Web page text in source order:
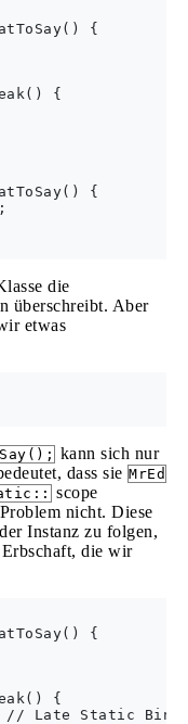
{
{
{
die
überschreibt. Aber
etwas
kann sich nur
dass sie MrEd
scope
nicht. Diese
Instanz zu folgen,
die wir
{
{
Late Static